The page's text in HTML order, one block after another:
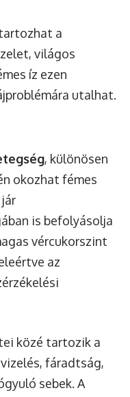
a
világos
íz ezen
utalhat.
, különösen
okozhat fémes
is befolyásolja
vércukorszint
az
közé tartozik a
fáradtság,
sebek. A